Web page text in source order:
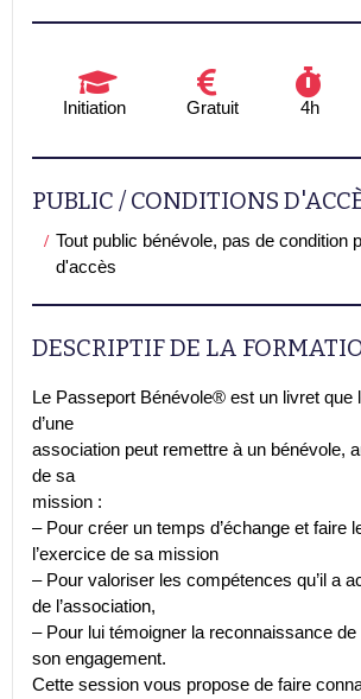
Initiation Gratuit 4h
PUBLIC / CONDITIONS
Tout public bénévole, pas de condition
d'accès
DESCRIPTIF DE LA
Le Passeport Bénévole® est un livret que
d’une
association peut remettre à un bénévole,
de sa
mission :
– Pour créer un temps d’échange et faire
l’exercice de sa mission
– Pour valoriser les compétences qu’il a
de l’association,
– Pour lui témoigner la reconnaissance de
son engagement.
Cette session vous propose de faire